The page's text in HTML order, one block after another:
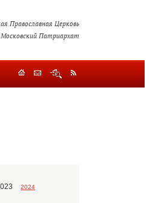
Православная Церковь
Московский Патриархат
2024